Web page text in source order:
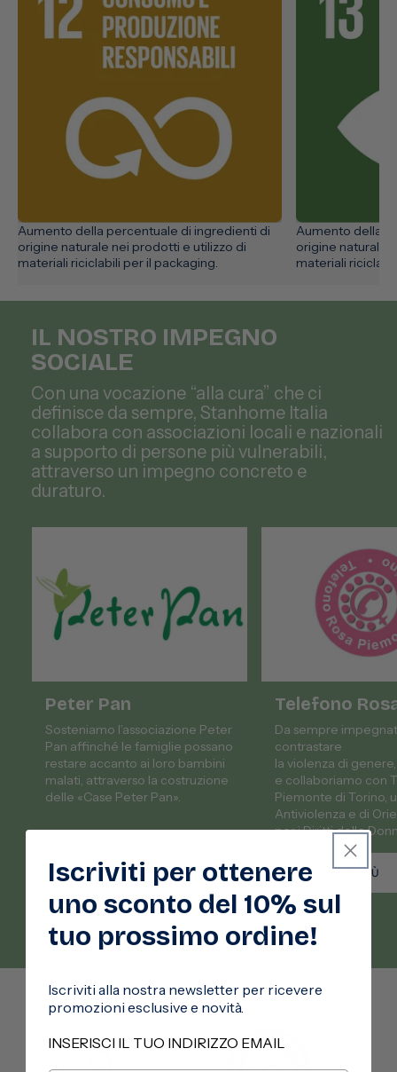
Aumento della percentuale di ingredienti di
origine naturale nei prodotti e utilizzo di
materiali riciclabili per il packaging.
Aumento della
origine naturale
materiali
IL NOSTRO IMPEGNO
SOCIALE
Con una vocazione “alla cura” che ci
definisce da sempre, Stanhome Italia
collabora con associazioni locali e nazionali
a supporto di persone più vulnerabili,
attraverso un impegno concreto e
duraturo.
Peter Pan
Sosteniamo l’associazione Peter
Pan affinché le famiglie possano
restare accanto ai loro bambini
malati, attraverso la costruzione
delle «Case Peter Pan».
Telefono
Da sempre
contrastare
la violenza di
e collaboriamo con
Piemonte di Torino,
Antiviolenza e di
per i Diritti delle
SCOPRI DI PIÙ
Iscriviti per ottenere
uno sconto del 10% sul
tuo prossimo ordine!
Iscriviti alla nostra newsletter per ricevere
promozioni esclusive e novità.
INSERISCI IL TUO INDIRIZZO EMAIL